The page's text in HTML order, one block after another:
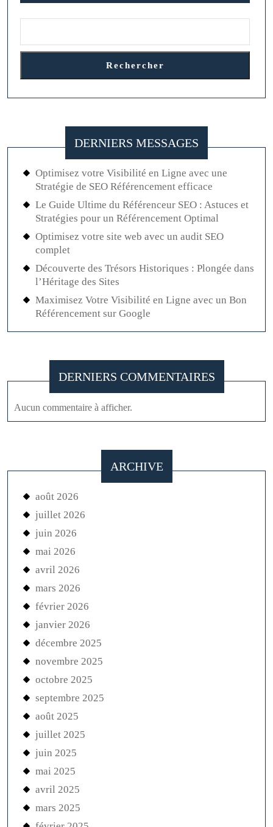
Rechercher
DERNIERS MESSAGES
Optimisez votre Visibilité en Ligne avec une
Stratégie de SEO Référencement efficace
Le Guide Ultime du Référenceur SEO : Astuces et
Stratégies pour un Référencement Optimal
Optimisez votre site web avec un audit SEO
complet
Découverte des Trésors Historiques : Plongée dans
l’Héritage des Sites
Maximisez Votre Visibilité en Ligne avec un Bon
Référencement sur Google
DERNIERS COMMENTAIRES
Aucun commentaire à afficher.
ARCHIVE
août 2026
juillet 2026
juin 2026
mai 2026
avril 2026
mars 2026
février 2026
janvier 2026
décembre 2025
novembre 2025
octobre 2025
septembre 2025
août 2025
juillet 2025
juin 2025
mai 2025
avril 2025
mars 2025